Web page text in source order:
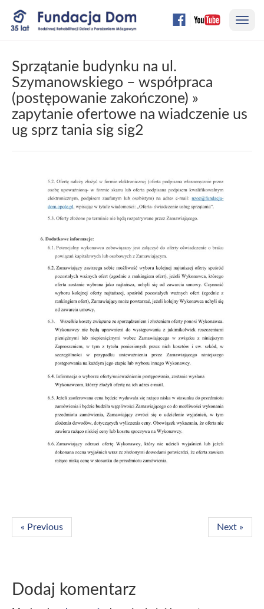
Przejdź
do
Sprzątanie budynku na ul.
Szymanowskiego – współpraca
(postępowanie zakończone) »
zapytanie ofertowe na wiadczenie us
ug sprz tania sig sig2
« Previous Next »
Dodaj komentarz